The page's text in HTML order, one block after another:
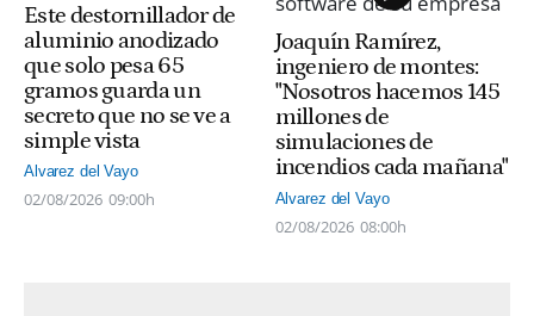
Este destornillador de
aluminio anodizado
que solo pesa 65
gramos guarda un
secreto que no se ve a
simple vista
Alvarez del Vayo
02/08/2026 09:00h
Joaquín Ramírez,
ingeniero de montes:
"Nosotros hacemos 145
millones de
simulaciones de
incendios cada mañana"
Alvarez del Vayo
02/08/2026 08:00h